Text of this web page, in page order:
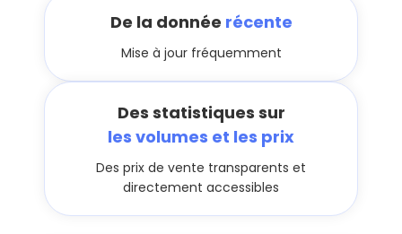
De la donnée récente
Mise à jour fréquemment
Des statistiques sur
les volumes et les prix
Des prix de vente transparents et
directement accessibles